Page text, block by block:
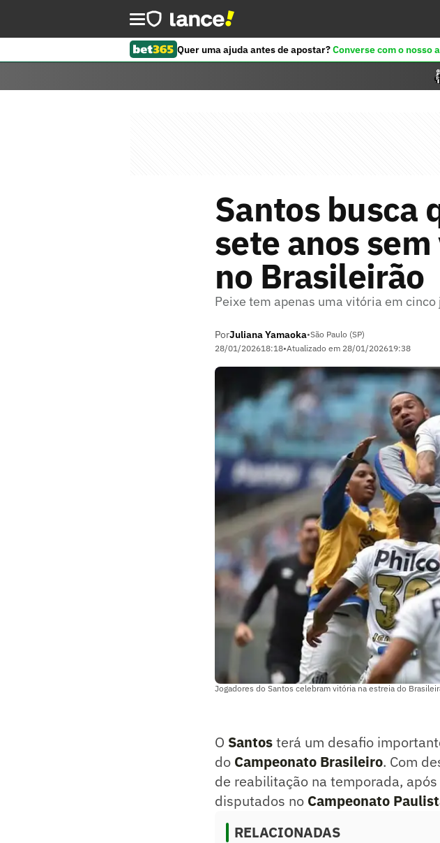
Quer uma ajuda antes de apostar?Converse com o nosso
Santos busca
sete anos
no Brasileirão
Peixe tem apenas uma vitória em
PorJuliana Yamaoka•São Paulo (SP)
28/01/202618:18•Atualizado em 28/01/202619:38
Jogadores do Santos celebram vitória na estreia do
O Santosterá um desafio
do Campeonato Brasileiro. Com
de reabilitação na temporada,
disputados no Campeonato
RELACIONADAS